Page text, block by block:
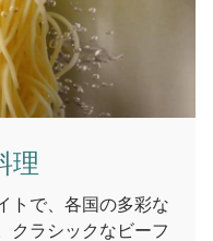
理
トで、各国の多彩な
クラシックなビーフ